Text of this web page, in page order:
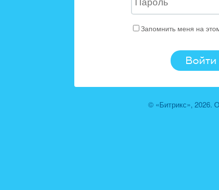
Запомнить меня на
© «Битрикс», 2026.